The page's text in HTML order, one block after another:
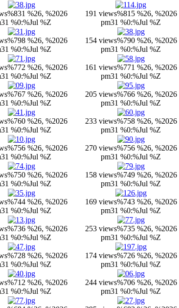
%831 %26, %2026
%0:%Jul %Z
191 views%815 %26, %2026
pm31 %0:%Jul %Z
%798 %26, %2026
%0:%Jul %Z
154 views%790 %26, %2026
pm31 %0:%Jul %Z
%772 %26, %2026
%0:%Jul %Z
161 views%771 %26, %2026
pm31 %0:%Jul %Z
%767 %26, %2026
%0:%Jul %Z
205 views%766 %26, %2026
pm31 %0:%Jul %Z
%760 %26, %2026
%0:%Jul %Z
233 views%758 %26, %2026
pm31 %0:%Jul %Z
%756 %26, %2026
%0:%Jul %Z
270 views%756 %26, %2026
pm31 %0:%Jul %Z
%750 %26, %2026
%0:%Jul %Z
158 views%749 %26, %2026
pm31 %0:%Jul %Z
%744 %26, %2026
%0:%Jul %Z
169 views%743 %26, %2026
pm31 %0:%Jul %Z
%736 %26, %2026
%0:%Jul %Z
253 views%735 %26, %2026
pm31 %0:%Jul %Z
%728 %26, %2026
%0:%Jul %Z
174 views%726 %26, %2026
pm31 %0:%Jul %Z
%712 %26, %2026
%0:%Jul %Z
244 views%706 %26, %2026
pm31 %0:%Jul %Z